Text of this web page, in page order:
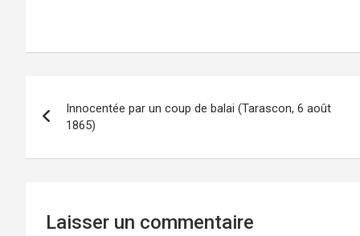
Navigation
Innocentée par un coup de balai (Tarascon, 6 août
1865)
Laisser un commentaire